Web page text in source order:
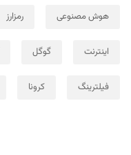
هوش مصنوعی رمزارز
اینترنت گوگل
فیلترینگ کرونا